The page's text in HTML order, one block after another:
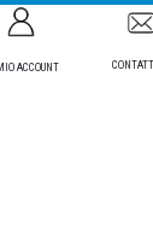
ACCOUNT